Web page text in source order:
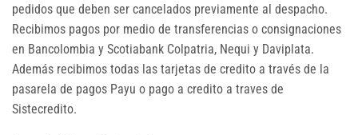
pedidos que deben ser cancelados previamente al despacho.
Recibimos pagos por medio de transferencias o consignaciones
en Bancolombia y Scotiabank Colpatria, Nequi y Daviplata.
Además recibimos todas las tarjetas de credito a través de la
pasarela de pagos Payu o pago a credito a traves de
Sistecredito.